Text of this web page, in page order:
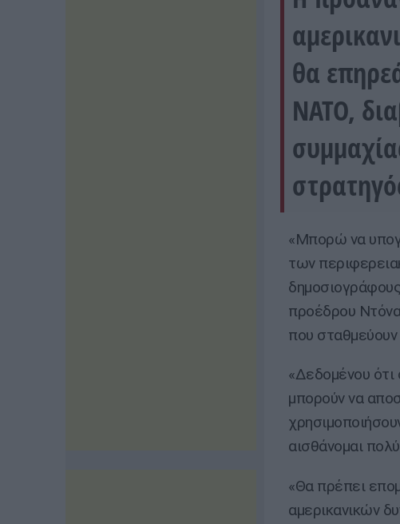
θα
ΝΑΤΟ,
«Μπορώ να
των
προέδρου
που σταθμεύουν
«Δεδομένου ότι
μπορούν να
αισθάνομαι
«Θα πρέπει
αμερικανικών